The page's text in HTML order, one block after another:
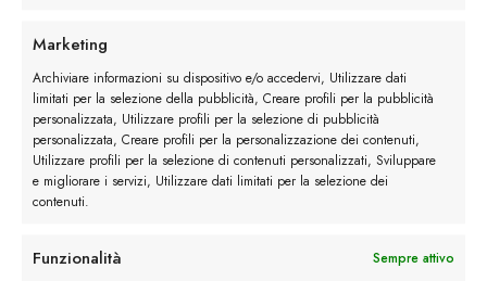
Marketing
Archiviare informazioni su dispositivo e/o accedervi, Utilizzare dati
limitati per la selezione della pubblicità, Creare profili per la pubblicità
personalizzata, Utilizzare profili per la selezione di pubblicità
personalizzata, Creare profili per la personalizzazione dei contenuti,
Utilizzare profili per la selezione di contenuti personalizzati, Sviluppare
e migliorare i servizi, Utilizzare dati limitati per la selezione dei
contenuti.
Funzionalità
Sempre attivo
Descrizione
Recensioni (0)